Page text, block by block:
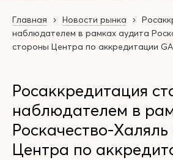
Главная Новости рынка
наблюдателем в рамках аудита
стороны Центра по аккредитации
Росаккредитация
наблюдателем в
Роскачество-
Центра по